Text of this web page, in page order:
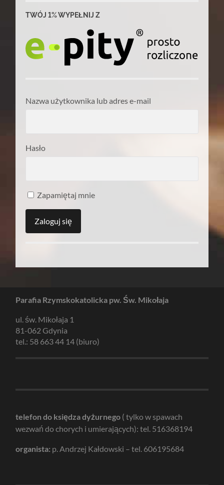
TWÓJ 1% WYPEŁNIJ Z
Nazwa użytkownika lub adres e-mail
Hasło
Zapamiętaj mnie
Parafia Rzymskokatolicka pw. Św. Mikołaja
ul. św. Mikołaja 1
81-062 Gdynia
tel.: 58 663 44 14 (biuro)
telefon do księdza dyżurnego ( tylko w spawach
wezwań do chorych i umierających): tel. 516368194
organista: p. Andrzej Kałdowski – tel. 606195684